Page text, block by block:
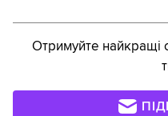
Отримуйте найкращі